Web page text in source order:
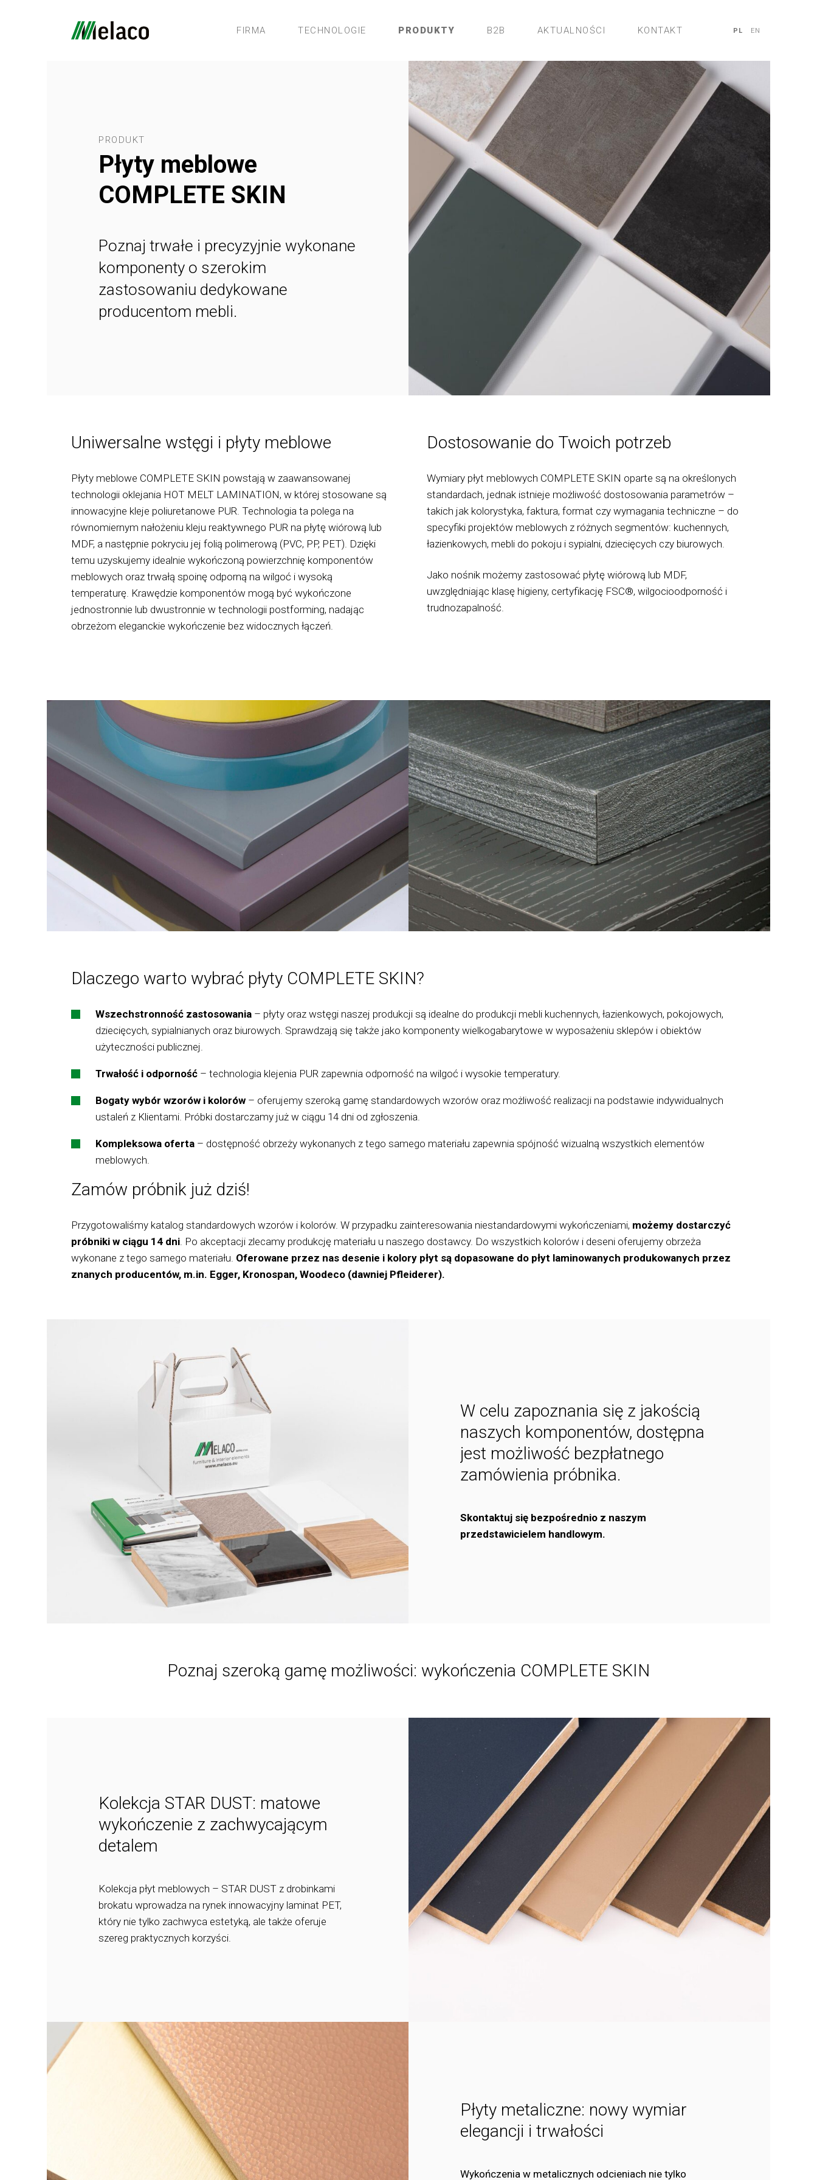
FIRMA TECHNOLOGIE PRODUKTY B2B AKTUALNOŚCI KONTAKT PL EN
PRODUKT
Płyty meblowe
COMPLETE SKIN
Poznaj trwałe i precyzyjnie wykonane
komponenty o szerokim
zastosowaniu dedykowane
producentom mebli.
Uniwersalne wstęgi i płyty meblowe
Płyty meblowe COMPLETE SKIN powstają w zaawansowanej
technologii oklejania HOT MELT LAMINATION, w której stosowane są
innowacyjne kleje poliuretanowe PUR. Technologia ta polega na
równomiernym nałożeniu kleju reaktywnego PUR na płytę wiórową lub
MDF, a następnie pokryciu jej folią polimerową (PVC, PP, PET). Dzięki
temu uzyskujemy idealnie wykończoną powierzchnię komponentów
meblowych oraz trwałą spoinę odporną na wilgoć i wysoką
temperaturę. Krawędzie komponentów mogą być wykończone
jednostronnie lub dwustronnie w technologii postforming, nadając
obrzeżom eleganckie wykończenie bez widocznych łączeń.
Dostosowanie do Twoich potrzeb
Wymiary płyt meblowych COMPLETE SKIN oparte są na określonych
standardach, jednak istnieje możliwość dostosowania parametrów –
takich jak kolorystyka, faktura, format czy wymagania techniczne – do
specyfiki projektów meblowych z różnych segmentów: kuchennych,
łazienkowych, mebli do pokoju i sypialni, dziecięcych czy biurowych.
Jako nośnik możemy zastosować płytę wiórową lub MDF,
uwzględniając klasę higieny, certyfikację FSC®, wilgocioodporność i
trudnozapalność.
Dlaczego warto wybrać płyty COMPLETE SKIN?
Wszechstronność zastosowania – płyty oraz wstęgi naszej produkcji są idealne do produkcji mebli kuchennych, łazienkowych, pokojowych,
dziecięcych, sypialnianych oraz biurowych. Sprawdzają się także jako komponenty wielkogabarytowe w wyposażeniu sklepów i obiektów
użyteczności publicznej.
Trwałość i odporność – technologia klejenia PUR zapewnia odporność na wilgoć i wysokie temperatury.
Bogaty wybór wzorów i kolorów – oferujemy szeroką gamę standardowych wzorów oraz możliwość realizacji na podstawie indywidualnych
ustaleń z Klientami. Próbki dostarczamy już w ciągu 14 dni od zgłoszenia.
Kompleksowa oferta – dostępność obrzeży wykonanych z tego samego materiału zapewnia spójność wizualną wszystkich elementów
meblowych.
Zamów próbnik już dziś!
Przygotowaliśmy katalog standardowych wzorów i kolorów. W przypadku zainteresowania niestandardowymi wykończeniami, możemy dostarczyć
próbniki w ciągu 14 dni . Po akceptacji zlecamy produkcję materiału u naszego dostawcy. Do wszystkich kolorów i deseni oferujemy obrzeża
wykonane z tego samego materiału. Oferowane przez nas desenie i kolory płyt są dopasowane do płyt laminowanych produkowanych przez
znanych producentów, m.in. Egger, Kronospan, Woodeco (dawniej Pfleiderer).
W celu zapoznania się z jakością
naszych komponentów, dostępna
jest możliwość bezpłatnego
zamówienia próbnika.
Skontaktuj się bezpośrednio z naszym
przedstawicielem handlowym.
Poznaj szeroką gamę możliwości: wykończenia COMPLETE SKIN
Kolekcja STAR DUST: matowe
wykończenie z zachwycającym
detalem
Kolekcja płyt meblowych – STAR DUST z drobinkami
brokatu wprowadza na rynek innowacyjny laminat PET,
który nie tylko zachwyca estetyką, ale także oferuje
szereg praktycznych korzyści.
Płyty metaliczne: nowy wymiar
elegancji i trwałości
Wykończenia w metalicznych odcieniach nie tylko